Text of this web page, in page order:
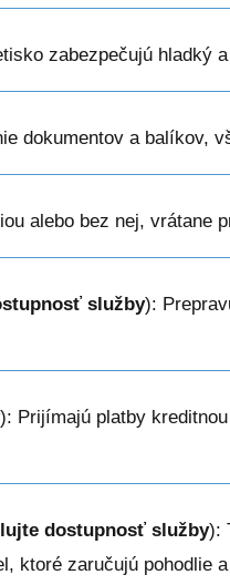
zabezpečujú hladký
dokumentov a balíkov,
alebo bez nej, vrátane
služby):
): Prijímajú platby
dostupnosť služby):
ktoré zaručujú pohodlie